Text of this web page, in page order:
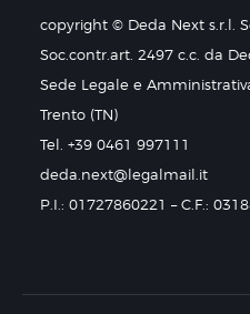
copyright © Deda Next s.r.l.
Soc.contr.art. 2497 c.c. da
Sede Legale e
Trento (TN)
Tel. +39 0461 997111
deda.next@legalmail.it
P.I.: 01727860221 – C.F.: